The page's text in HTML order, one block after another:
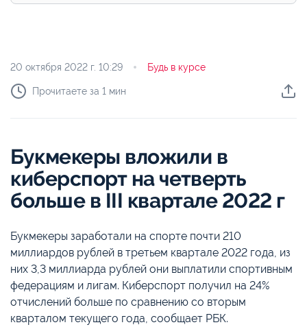
20 октября 2022 г. 10:29 Будь в курсе
Прочитаете за 1 мин
Букмекеры вложили в
киберспорт на четверть
больше в III квартале 2022 г
Букмекеры заработали на спорте почти 210
миллиардов рублей в третьем квартале 2022 года, из
них 3,3 миллиарда рублей они выплатили спортивным
федерациям и лигам. Киберспорт получил на 24%
отчислений больше по сравнению со вторым
кварталом текущего года, сообщает РБК.